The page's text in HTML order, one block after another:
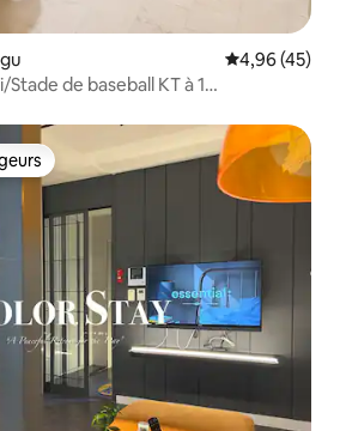
Note
4,96 (45)
de baseball KT à 1
à 10 minutes/ /Rue des poulets
à 5 minutes